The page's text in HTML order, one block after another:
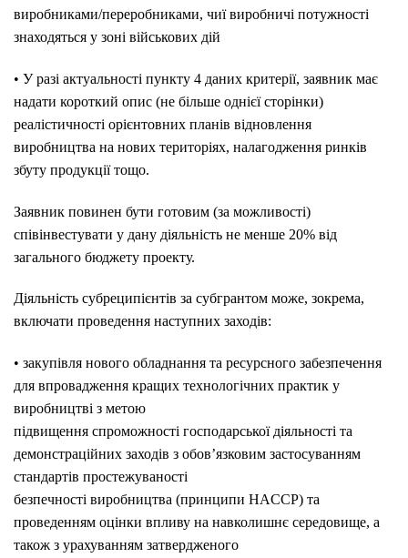
виробниками/переробниками, чиї виробничі потужності
знаходяться у зоні військових дій
• У разі актуальності пункту 4 даних критерії, заявник має
надати короткий опис (не більше однієї сторінки)
реалістичності орієнтовних планів відновлення
виробництва на нових територіях, налагодження ринків
збуту продукції тощо.
Заявник повинен бути готовим (за можливості)
співінвестувати у дану діяльність не менше 20% від
загального бюджету проекту.
Діяльність субреципієнтів за субгрантом може, зокрема,
включати проведення наступних заходів:
• закупівля нового обладнання та ресурсного забезпечення
для впровадження кращих технологічних практик у
виробництві з метою
підвищення спроможності господарської діяльності та
демонстраційних заходів з обов’язковим застосуванням
стандартів простежуваності
безпечності виробництва (принципи HACCP) та
проведенням оцінки впливу на навколишнє середовище, а
також з урахуванням затвердженого